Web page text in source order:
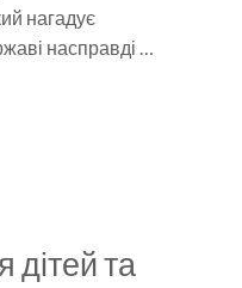
нагадує
насправді …
дітей та